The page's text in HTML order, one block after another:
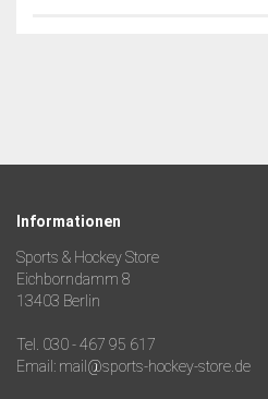
Informationen
Sports & Hockey Store
Eichborndamm 8
13403 Berlin
Tel. 030 - 467 95 617
Email: mail@sports-hockey-store.de